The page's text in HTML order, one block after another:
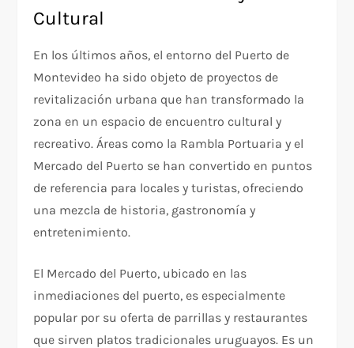
Cultural
En los últimos años, el entorno del Puerto de
Montevideo ha sido objeto de proyectos de
revitalización urbana que han transformado la
zona en un espacio de encuentro cultural y
recreativo. Áreas como la Rambla Portuaria y el
Mercado del Puerto se han convertido en puntos
de referencia para locales y turistas, ofreciendo
una mezcla de historia, gastronomía y
entretenimiento.
El Mercado del Puerto, ubicado en las
inmediaciones del puerto, es especialmente
popular por su oferta de parrillas y restaurantes
que sirven platos tradicionales uruguayos. Es un